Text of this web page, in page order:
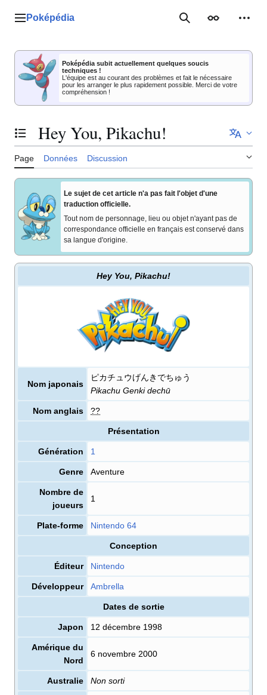
Menu principal
Poképédia RechercherApparence
Poképédia subit actuellement quelques soucis
techniques !
L'équipe est au courant des problèmes et fait le nécessaire
pour les arranger le plus rapidement possible. Merci de votre
compréhension !
Basculer la table des matières
Hey You, Pikachu!
Page Données Discussion
Le sujet de cet article n'a pas fait l'objet d'une
traduction officielle.
Tout nom de personnage, lieu ou objet n'ayant pas de
correspondance officielle en français est conservé dans
sa langue d'origine.
Hey You, Pikachu!
Nom japonais
ピカチュウげんきでちゅう
Pikachu Genki dechū
Nom anglais ??
Présentation
Génération 1
Genre Aventure
Nombre de
joueurs
1
Plate-forme Nintendo 64
Conception
Éditeur Nintendo
Développeur Ambrella
Dates de sortie
Japon 12 décembre 1998
Amérique du
Nord
6 novembre 2000
Australie Non sorti